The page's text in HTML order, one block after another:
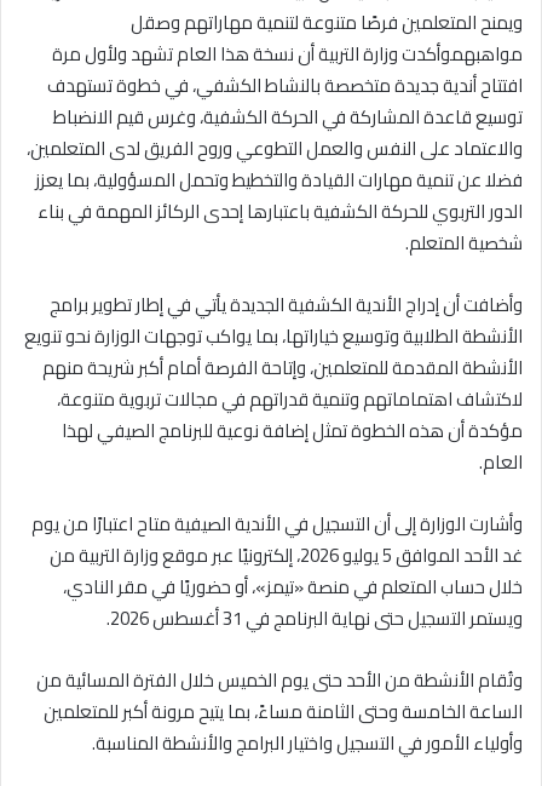
ويمنح المتعلمين فرصًا متنوعة لتنمية مهاراتهم وصقل
مواهبهموأكدت وزارة التربية أن نسخة هذا العام تشهد ولأول مرة
افتتاح أندية جديدة متخصصة بالنشاط الكشفي، في خطوة تستهدف
توسيع قاعدة المشاركة في الحركة الكشفية، وغرس قيم الانضباط
والاعتماد على النفس والعمل التطوعي وروح الفريق لدى المتعلمين،
فضلا عن تنمية مهارات القيادة والتخطيط وتحمل المسؤولية، بما يعزز
الدور التربوي للحركة الكشفية باعتبارها إحدى الركائز المهمة في بناء
شخصية المتعلم.
وأضافت أن إدراج الأندية الكشفية الجديدة يأتي في إطار تطوير برامج
الأنشطة الطلابية وتوسيع خياراتها، بما يواكب توجهات الوزارة نحو تنويع
الأنشطة المقدمة للمتعلمين، وإتاحة الفرصة أمام أكبر شريحة منهم
لاكتشاف اهتماماتهم وتنمية قدراتهم في مجالات تربوية متنوعة،
مؤكدة أن هذه الخطوة تمثل إضافة نوعية للبرنامج الصيفي لهذا
العام.
وأشارت الوزارة إلى أن التسجيل في الأندية الصيفية متاح اعتبارًا من يوم
غد الأحد الموافق 5 يوليو 2026، إلكترونيًا عبر موقع وزارة التربية من
خلال حساب المتعلم في منصة «تيمز»، أو حضوريًا في مقر النادي،
ويستمر التسجيل حتى نهاية البرنامج في 31 أغسطس 2026.
وتُقام الأنشطة من الأحد حتى يوم الخميس خلال الفترة المسائية من
الساعة الخامسة وحتى الثامنة مساءً، بما يتيح مرونة أكبر للمتعلمين
وأولياء الأمور في التسجيل واختيار البرامج والأنشطة المناسبة.